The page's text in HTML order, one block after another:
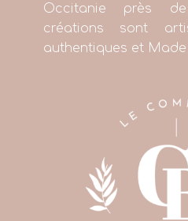
Occitanie près
créations sont
authentiques et Made